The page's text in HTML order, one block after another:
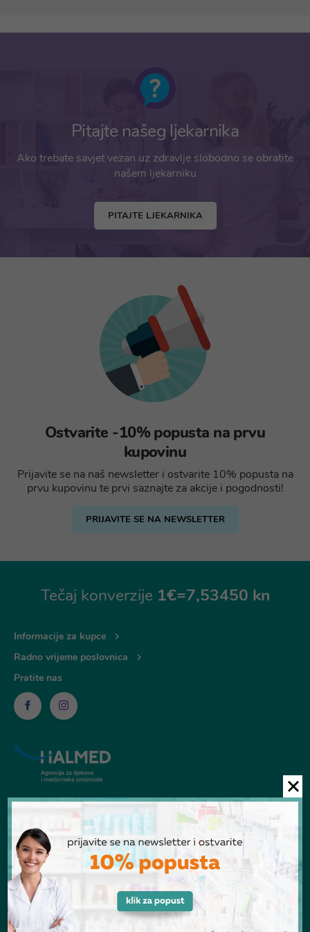
Pitajte našeg ljekarnika
Ako trebate savjet vezan uz zdravlje slobodno se obratite
našem ljekarniku
PITAJTE LJEKARNIKA
Ostvarite -10% popusta na prvu
kupovinu
Prijavite se na naš newsletter i ostvarite 10% popusta na
prvu kupovinu te prvi saznajte za akcije i pogodnosti!
PRIJAVITE SE NA NEWSLETTER
Tečaj konverzije 1€=7,53450 kn
Informacije za kupce
Radno vrijeme poslovnica
Pratite nas
© Ljekarna Talan 2026